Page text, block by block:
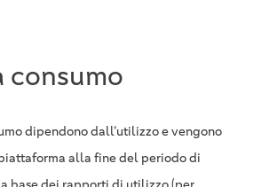
consumo
dipendono dall’utilizzo e vengono
alla fine del periodo di